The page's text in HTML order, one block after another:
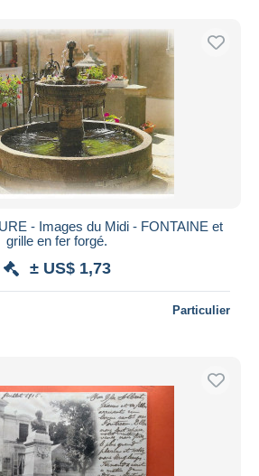
- Images du Midi - FONTAINE et
grille en fer forgé.
± US$ 1,73
Particulier